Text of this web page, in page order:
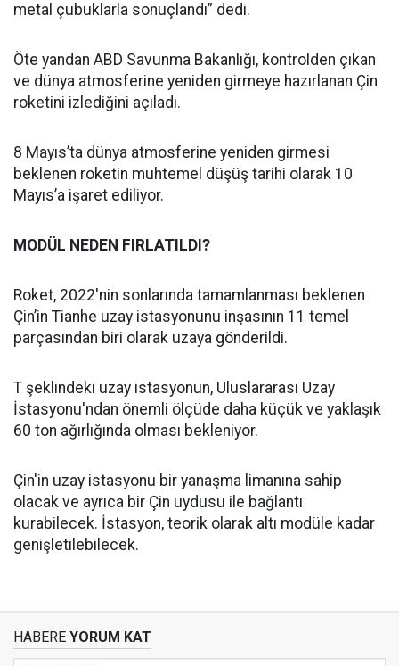
metal çubuklarla sonuçlandı” dedi.
Öte yandan ABD Savunma Bakanlığı, kontrolden çıkan
ve dünya atmosferine yeniden girmeye hazırlanan Çin
roketini izlediğini açıladı.
8 Mayıs’ta dünya atmosferine yeniden girmesi
beklenen roketin muhtemel düşüş tarihi olarak 10
Mayıs’a işaret ediliyor.
MODÜL NEDEN FIRLATILDI?
Roket, 2022'nin sonlarında tamamlanması beklenen
Çin’in Tianhe uzay istasyonunu inşasının 11 temel
parçasından biri olarak uzaya gönderildi.
T şeklindeki uzay istasyonun, Uluslararası Uzay
İstasyonu'ndan önemli ölçüde daha küçük ve yaklaşık
60 ton ağırlığında olması bekleniyor.
Çin'in uzay istasyonu bir yanaşma limanına sahip
olacak ve ayrıca bir Çin uydusu ile bağlantı
kurabilecek. İstasyon, teorik olarak altı modüle kadar
genişletilebilecek.
HABERE YORUM KAT